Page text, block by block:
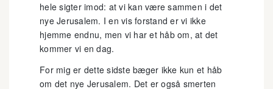
hele sigter imod: at vi kan være sammen i det
nye Jerusalem. I en vis forstand er vi ikke
hjemme endnu, men vi har et håb om, at det
kommer vi en dag.
For mig er dette sidste bæger ikke kun et håb
om det nye Jerusalem. Det er også smerten